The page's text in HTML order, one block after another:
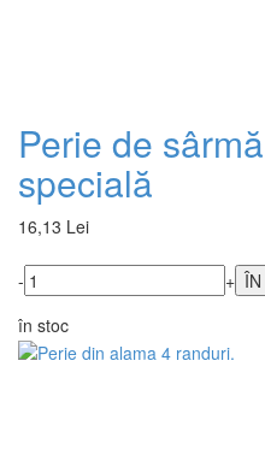
Perie de
specială
16,13 Lei
-
+
în stoc